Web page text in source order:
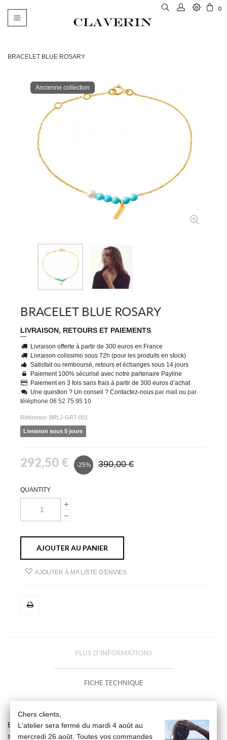
0
Basculer
BRACELET BLUE ROSARY
BRACELET BLUE ROSARY
LIVRAISON, RETOURS ET PAIEMENTS
Livraison offerte à partir de 300 euros en France
Livraison colissimo sous 72h (pour les produits en stock)
Satisfait ou remboursé, retours et échanges sous 14 jours
Paiement 100% sécurisé avec notre partenaire Payline
Paiement en 3 fois sans frais à partir de 300 euros d’achat
Une question ? Un conseil ? Contactez-nous par mail ou par
téléphone 06 52 75 95 10
Référence: BRLJ-GRT-001
Livraison sous 5 jours
292,50 € -25% 390,00 €
QUANTITY
AJOUTER AU PANIER
AJOUTER À MA LISTE D'ENVIES
PLUS D'INFORMATIONS
FICHE TECHNIQUE
Bracelet 5 perles de turquoise et une perle blanche de 3/4 mm,
sur chaîne fine en or jaune 18 carats d'une longueur de 17,5 cm
Chers clients,
L'atelier sera fermé du mardi 4 août au
mercredi 26 août. Toutes vos commandes